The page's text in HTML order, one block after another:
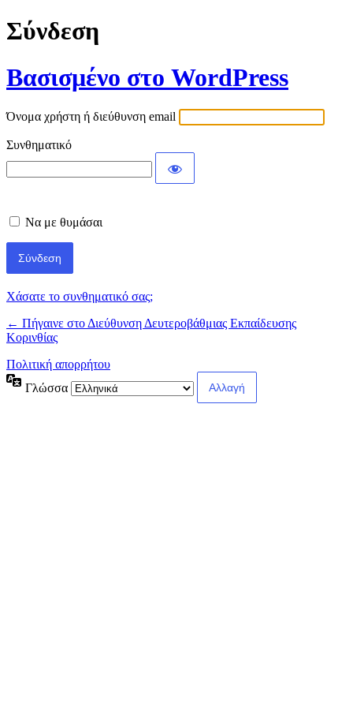
Σύνδεση
Βασισμένο στο WordPress
Όνομα χρήστη ή διεύθυνση email
Συνθηματικό
Να με θυμάσαι
Χάσατε το συνθηματικό σας;
← Πήγαινε στο Διεύθυνση Δευτεροβάθμιας Εκπαίδευσης
Κορινθίας
Πολιτική απορρήτου
Γλώσσα